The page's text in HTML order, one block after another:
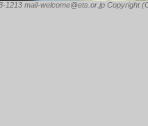
1213 mail-welcome@ets.or.jp Copyright